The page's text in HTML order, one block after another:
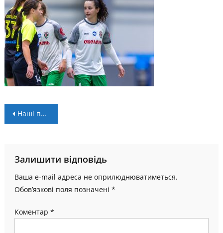
Навігація
Наші профі. Трансфери: поповнення “Прикарпаття”, нові команди наших футболісток
Залишити відповідь
Ваша e-mail адреса не оприлюднюватиметься.
Обов’язкові поля позначені *
Коментар *